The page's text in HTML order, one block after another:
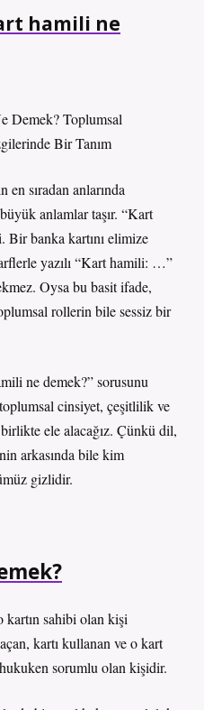
hamili ne
Demek? Toplumsal
Bir Tanım
en sıradan anlarında
büyük anlamlar taşır. “Kart
banka kartını elimize
yazılı “Kart hamili: …”
Oysa bu basit ifade,
rollerin bile sessiz bir
ne demek?” sorusunu
cinsiyet, çeşitlilik ve
ele alacağız. Çünkü dil,
arkasında bile kim
gizlidir.
kartın sahibi olan kişi
kartı kullanan ve o kart
sorumlu olan kişidir.